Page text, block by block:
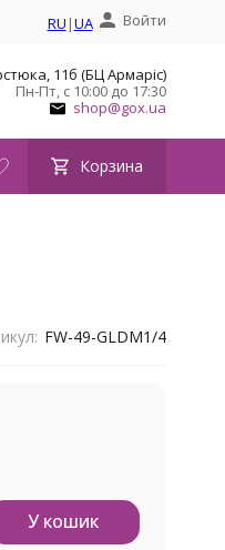
RU |UA Войти
11б (БЦ Армаріс)
Пн-Пт, с 10:00 до 17:30
shop@gox.ua
Корзина
FW-49-GLDM1/4
У кошик